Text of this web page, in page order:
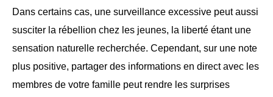
Dans certains cas, une surveillance excessive peut aussi
susciter la rébellion chez les jeunes, la liberté étant une
sensation naturelle recherchée. Cependant, sur une note
plus positive, partager des informations en direct avec les
membres de votre famille peut rendre les surprises